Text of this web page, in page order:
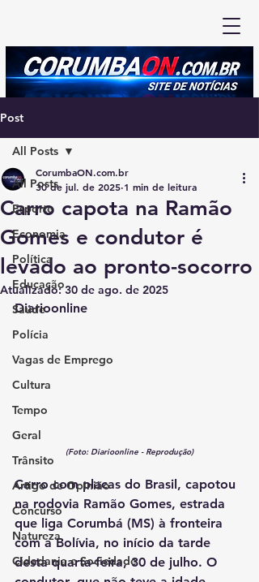
Post
All Posts
Esporte
Economia
Política
Educação
Saúde
Polícia
Vagas de Emprego
Cultura
Tempo
Geral
Trânsito
Artigo de Opinião
Concurso
Natureza
Cidadania e Sociedade
All Posts
Carro capota na Ramão
Gomes e condutor é
levado ao pronto-socorro
CorumbaON.com.br
30 de jul. de 2025 1 min de leitura
Atualizado:30 de ago. de 2025
Diarioonline
(Foto: Diarioonline - Reprodução)
Carro com placas do Brasil, capotou
na rodovia Ramão Gomes, estrada
que liga Corumbá (MS) à fronteira
com a Bolívia, no início da tarde
desta quarta-feira, 30 de julho. O